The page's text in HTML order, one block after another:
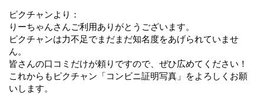
ピクチャンより：
りーちゃんさんご利用ありがとうございます。
ピクチャンは力不足でまだまだ知名度をあげられていませ
ん。
皆さんの口コミだけが頼りですので、ぜひ広めてください！
これからもピクチャン「コンビニ証明写真」をよろしくお願
いします。